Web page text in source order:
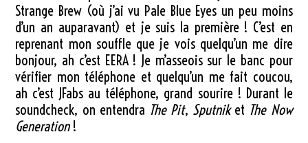
Strange Brew (où j’ai vu Pale Blue Eyes un peu moins
d’un an auparavant) et je suis la première ! C’est en
reprenant mon souffle que je vois quelqu’un me dire
bonjour, ah c’est EERA ! Je m’asseois sur le banc pour
vérifier mon téléphone et quelqu’un me fait coucou,
ah c’est JFabs au téléphone, grand sourire ! Durant le
soundcheck, on entendra The Pit, Sputniket The Now
Generation!